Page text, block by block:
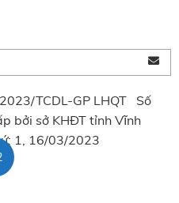
TCDL-GP LHQT Số
bởi sở KHĐT tỉnh Vĩnh
1, 16/03/2023